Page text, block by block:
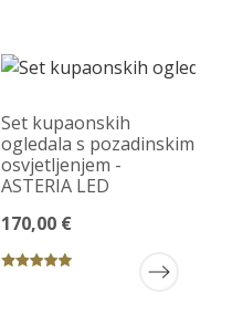
Set kupaonskih
ogledala s pozadinskim
osvjetljenjem -
ASTERIA LED
170,00 €